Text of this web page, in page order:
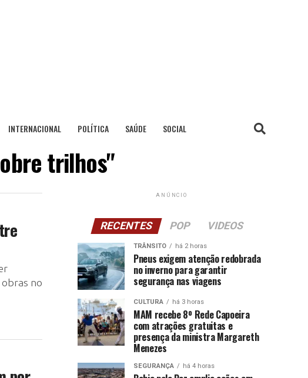
INTERNACIONAL POLÍTICA SAÚDE SOCIAL
trilhos"
no
ANÚNCIO
RECENTES POP VIDEOS
TRÂNSITO há 2 horas
Pneus exigem atenção redobrada
no inverno para garantir
segurança nas viagens
CULTURA há 3 horas
MAM recebe 8º Rede Capoeira
com atrações gratuitas e
presença da ministra Margareth
Menezes
SEGURANÇA há 4 horas